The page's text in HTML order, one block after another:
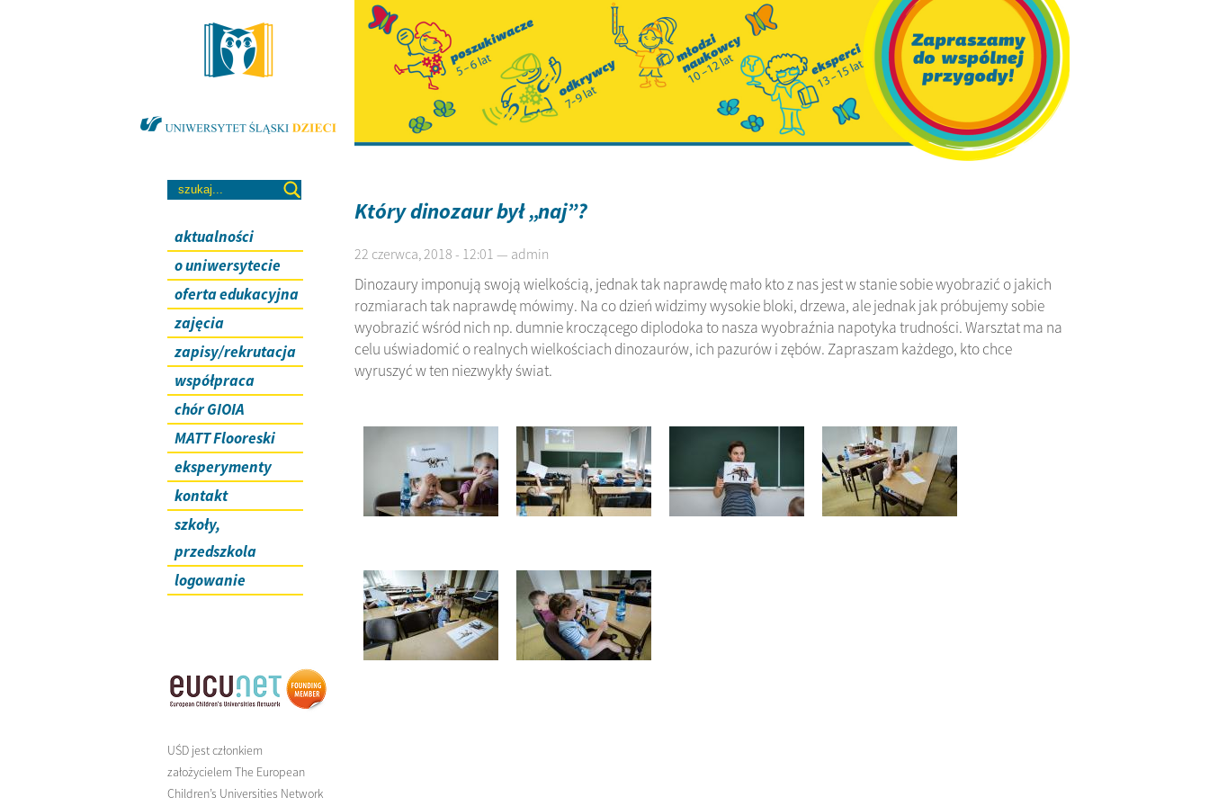
aktualności
o uniwersytecie
oferta edukacyjna
zajęcia
zapisy/rekrutacja
współpraca
chór GIOIA
MATT Flooreski
eksperymenty
kontakt
szkoły,
przedszkola
logowanie
UŚD jest członkiem
założycielem The European
Children’s Universities Network
Który dinozaur był „naj”?
22 czerwca, 2018 - 12:01 — admin
Dinozaury imponują swoją wielkością, jednak tak naprawdę mało kto z nas jest w stanie sobie wyobrazić o jakich
rozmiarach tak naprawdę mówimy. Na co dzień widzimy wysokie bloki, drzewa, ale jednak jak próbujemy sobie
wyobrazić wśród nich np. dumnie kroczącego diplodoka to nasza wyobraźnia napotyka trudności. Warsztat ma na
celu uświadomić o realnych wielkościach dinozaurów, ich pazurów i zębów. Zapraszam każdego, kto chce
wyruszyć w ten niezwykły świat.